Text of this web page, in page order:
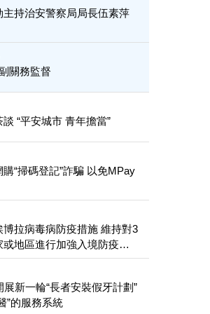
持治安警察局局長伍素萍
關務監督
保安司與青年清茶談 “平安城市 青年擔當”
“掃碼登記”詐騙 以免MPay
拉病毒病防疫措施 維持對3
地區進行加強入境防疫措
新一輪“長者安裝假牙計劃”
”的服務系統